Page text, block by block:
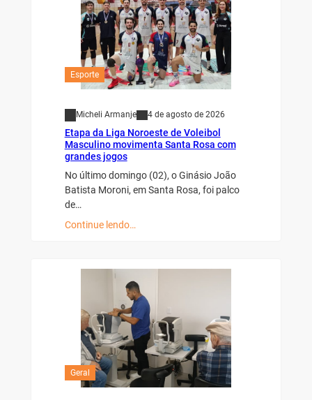
Esporte
Micheli Armanje 4 de agosto de 2026
Etapa da Liga Noroeste de Voleibol
Masculino movimenta Santa Rosa com
grandes jogos
No último domingo (02), o Ginásio João
Batista Moroni, em Santa Rosa, foi palco
de…
Continue lendo…
Geral